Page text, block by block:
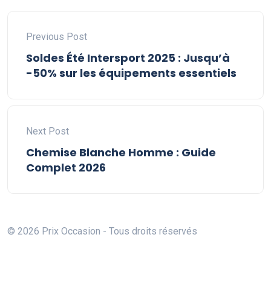
Previous Post
Soldes Été Intersport 2025 : Jusqu’à
-50% sur les équipements essentiels
Next Post
Chemise Blanche Homme : Guide
Complet 2026
© 2026 Prix Occasion - Tous droits réservés